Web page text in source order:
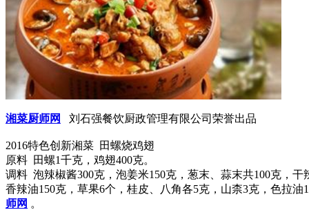
湘菜厨师网 刘石强餐饮厨政管理有限公司荣誉出品
2016特色创新湘菜 田螺烧鸡翅
原料 田螺1千克，鸡翅400克。
调料 泡辣椒酱300克，泡姜米150克，葱末、蒜末共100克，
香辣油150克，草果6个，桂皮、八角各5克，山柰3克，色拉油
师网 。